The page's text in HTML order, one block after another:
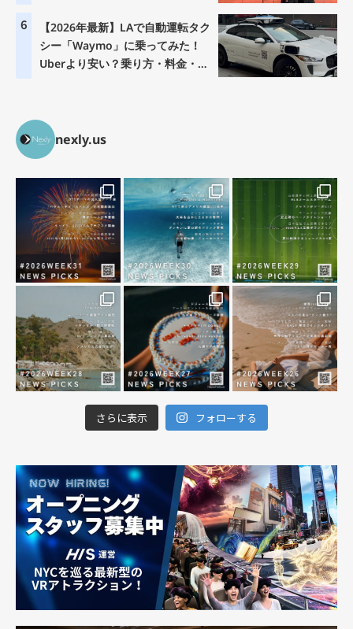
6
【2026年最新】LAで自動運転タク
シー「Waymo」に乗ってみた！
Uberより安い？乗り方・料金・注
nexly.us
さらに表示 フォローする